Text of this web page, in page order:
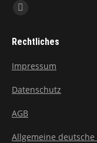
Finden Sie uns auf:
Facebook
opens
window
Rechtliches
Impressum
Datenschutz
AGB
Allgemeine